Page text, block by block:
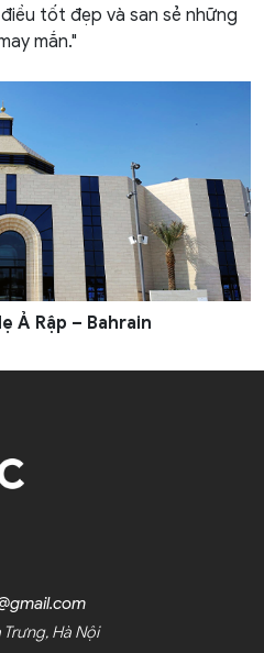
tốt đẹp và san sẻ những
mắn."
Ả Rập – Bahrain
Hà Nội